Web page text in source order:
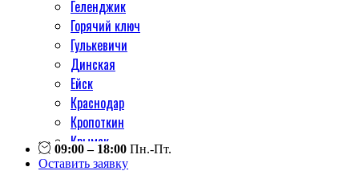
Геленджик
Горячий ключ
Гулькевичи
Динская
Ейск
Краснодар
Кропоткин
Крымск
Кореновск
09:00 – 18:00 Пн.-Пт.
Оставить заявку